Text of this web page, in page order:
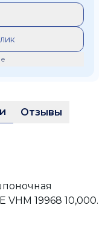
Отзывы
VHM 19968 10,000.